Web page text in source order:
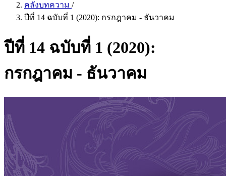
คลังบทความ /
ปีที่ 14 ฉบับที่ 1 (2020): กรกฎาคม - ธันวาคม
ปีที่ 14 ฉบับที่ 1 (2020):
กรกฎาคม - ธันวาคม